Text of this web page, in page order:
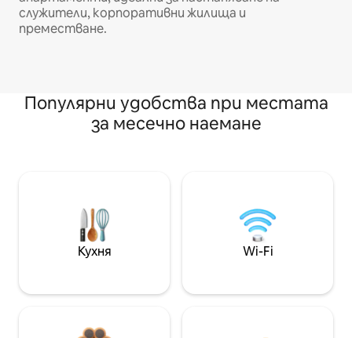
служители, корпоративни жилища и
преместване.
Популярни удобства при местата
за месечно наемане
Кухня Wi-Fi